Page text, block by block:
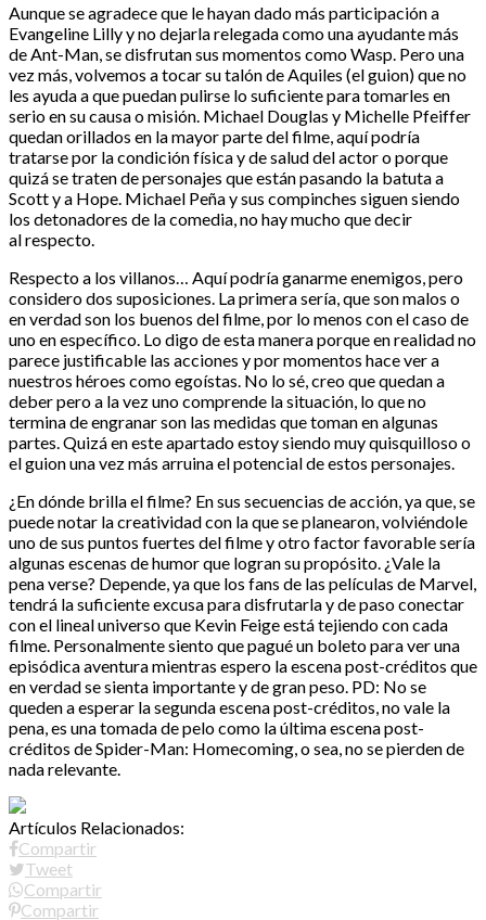
Aunque se agradece que le hayan dado más participación a
Evangeline Lilly y no dejarla relegada como una ayudante más
de Ant-Man, se disfrutan sus momentos como Wasp. Pero una
vez más, volvemos a tocar su talón de Aquiles (el guion) que no
les ayuda a que puedan pulirse lo suficiente para tomarles en
serio en su causa o misión. Michael Douglas y Michelle Pfeiffer
quedan orillados en la mayor parte del filme, aquí podría
tratarse por la condición física y de salud del actor o porque
quizá se traten de personajes que están pasando la batuta a
Scott y a Hope. Michael Peña y sus compinches siguen siendo
los detonadores de la comedia, no hay mucho que decir
al respecto.
Respecto a los villanos… Aquí podría ganarme enemigos, pero
considero dos suposiciones. La primera sería, que son malos o
en verdad son los buenos del filme, por lo menos con el caso de
uno en específico. Lo digo de esta manera porque en realidad no
parece justificable las acciones y por momentos hace ver a
nuestros héroes como egoístas. No lo sé, creo que quedan a
deber pero a la vez uno comprende la situación, lo que no
termina de engranar son las medidas que toman en algunas
partes. Quizá en este apartado estoy siendo muy quisquilloso o
el guion una vez más arruina el potencial de estos personajes.
¿En dónde brilla el filme? En sus secuencias de acción, ya que, se
puede notar la creatividad con la que se planearon, volviéndole
uno de sus puntos fuertes del filme y otro factor favorable sería
algunas escenas de humor que logran su propósito. ¿Vale la
pena verse? Depende, ya que los fans de las películas de Marvel,
tendrá la suficiente excusa para disfrutarla y de paso conectar
con el lineal universo que Kevin Feige está tejiendo con cada
filme. Personalmente siento que pagué un boleto para ver una
episódica aventura mientras espero la escena post-créditos que
en verdad se sienta importante y de gran peso. PD: No se
queden a esperar la segunda escena post-créditos, no vale la
pena, es una tomada de pelo como la última escena post-
créditos de Spider-Man: Homecoming, o sea, no se pierden de
nada relevante.
Artículos Relacionados:
Compartir
Tweet
Compartir
Compartir